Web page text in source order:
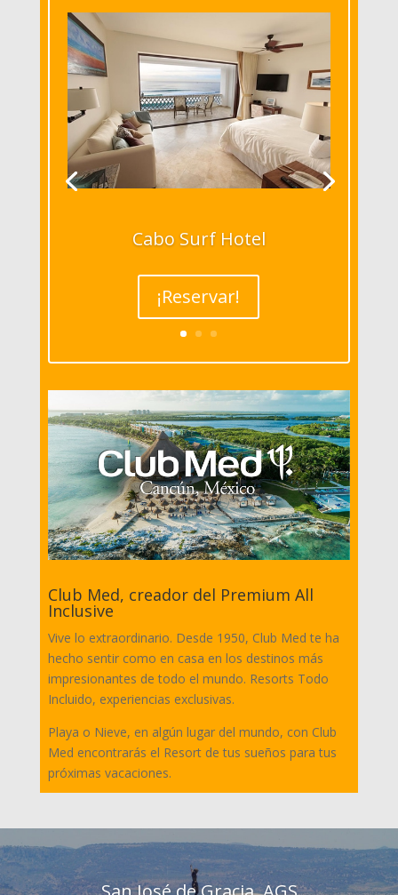
Cabo Surf Hotel
¡Reservar!
Club Med, creador del Premium All
Inclusive
Vive lo extraordinario. Desde 1950, Club Med te ha
hecho sentir como en casa en los destinos más
impresionantes de todo el mundo. Resorts Todo
Incluido, experiencias exclusivas.
Playa o Nieve, en algún lugar del mundo, con Club
Med encontrarás el Resort de tus sueños para tus
próximas vacaciones.